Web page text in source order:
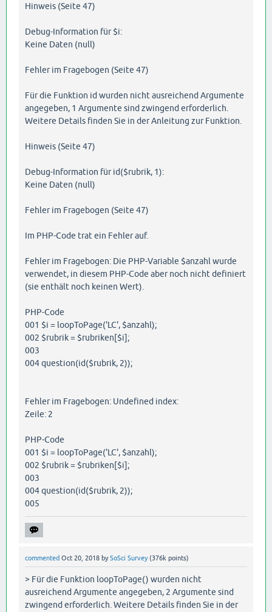
Hinweis (Seite 47)
Debug-Information für $i:
Keine Daten (null)
Fehler im Fragebogen (Seite 47)
Für die Funktion id wurden nicht ausreichend Argumente
angegeben, 1 Argumente sind zwingend erforderlich.
Weitere Details finden Sie in der Anleitung zur Funktion.
Hinweis (Seite 47)
Debug-Information für id($rubrik, 1):
Keine Daten (null)
Fehler im Fragebogen (Seite 47)
Im PHP-Code trat ein Fehler auf.
Fehler im Fragebogen: Die PHP-Variable $anzahl wurde
verwendet, in diesem PHP-Code aber noch nicht definiert
(sie enthält noch keinen Wert).
PHP-Code
001 $i = loopToPage('LC', $anzahl);
002 $rubrik = $rubriken[$i];
003
004 question(id($rubrik, 2));
Fehler im Fragebogen: Undefined index:
Zeile: 2
PHP-Code
001 $i = loopToPage('LC', $anzahl);
002 $rubrik = $rubriken[$i];
003
004 question(id($rubrik, 2));
005
commented Oct 20, 2018 bySoSci Survey (376k points)
> Für die Funktion loopToPage() wurden nicht
ausreichend Argumente angegeben, 2 Argumente sind
zwingend erforderlich. Weitere Details finden Sie in der